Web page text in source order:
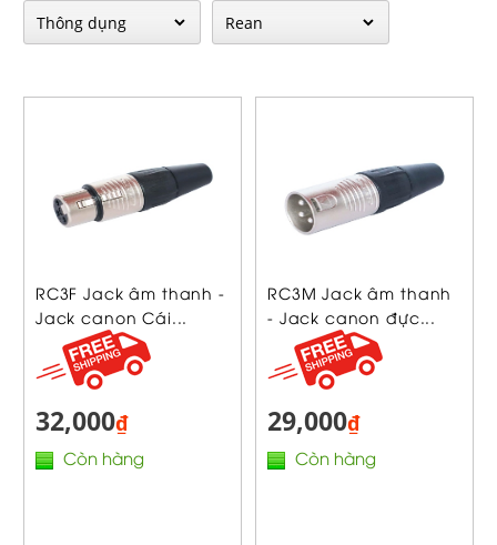
RC3F Jack âm thanh -
Jack canon Cái...
32,000₫
Còn hàng
RC3M Jack âm thanh
- Jack canon đực...
29,000₫
Còn hàng